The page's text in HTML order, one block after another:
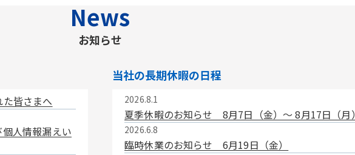
News
お知らせ
皆さまへ
人情報漏えい
当社の長期休暇の日程
2026.8.1
夏季休暇のお知らせ 8月7日（金）〜 8月17日（月）
2026.6.8
臨時休業のお知らせ 6月19日（金）